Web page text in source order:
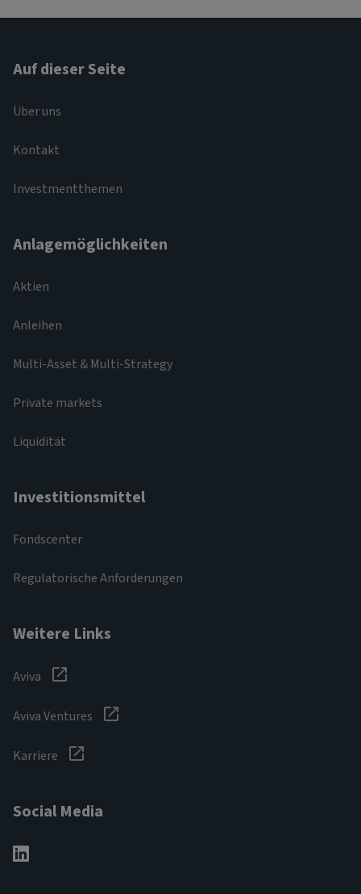
Auf dieser Seite
Über uns
Kontakt
Investmentthemen
Anlagemöglichkeiten
Aktien
Anleihen
Multi-Asset & Multi-Strategy
Private markets
Liquidität
Investitionsmittel
Fondscenter
Regulatorische Anforderungen
Weitere Links
Aviva
Aviva Ventures
Karriere
Social Media